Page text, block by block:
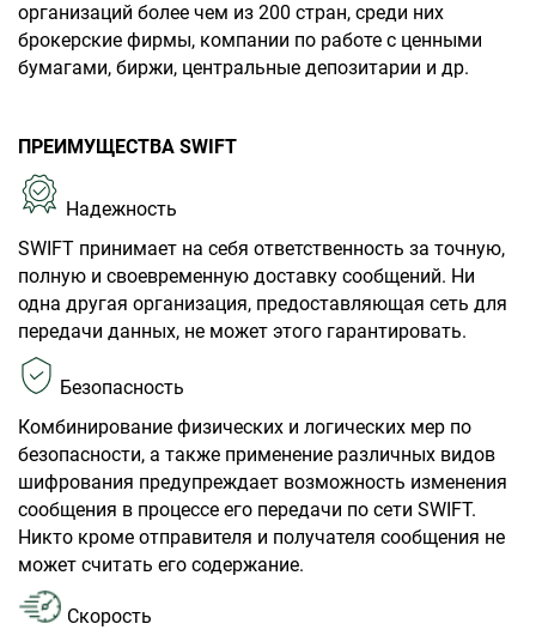
организаций более чем из 200 стран, среди них
брокерские фирмы, компании по работе с ценными
бумагами, биржи, центральные депозитарии и др.
ПРЕИМУЩЕСТВА SWIFT
Надежность
SWIFT принимает на себя ответственность за точную,
полную и своевременную доставку сообщений. Ни
одна другая организация, предоставляющая сеть для
передачи данных, не может этого гарантировать.
Безопасность
Комбинирование физических и логических мер по
безопасности, а также применение различных видов
шифрования предупреждает возможность изменения
сообщения в процессе его передачи по сети SWIFT.
Никто кроме отправителя и получателя сообщения не
может считать его содержание.
Скорость